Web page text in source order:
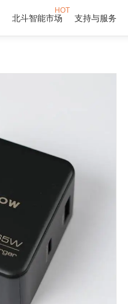
北斗智能市场
HOT
支持与服务